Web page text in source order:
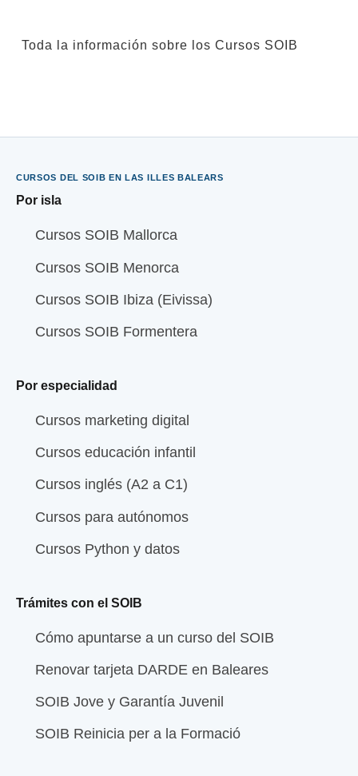
Toda la información sobre los Cursos SOIB
CURSOS DEL SOIB EN LAS ILLES BALEARS
Por isla
Cursos SOIB Mallorca
Cursos SOIB Menorca
Cursos SOIB Ibiza (Eivissa)
Cursos SOIB Formentera
Por especialidad
Cursos marketing digital
Cursos educación infantil
Cursos inglés (A2 a C1)
Cursos para autónomos
Cursos Python y datos
Trámites con el SOIB
Cómo apuntarse a un curso del SOIB
Renovar tarjeta DARDE en Baleares
SOIB Jove y Garantía Juvenil
SOIB Reinicia per a la Formació